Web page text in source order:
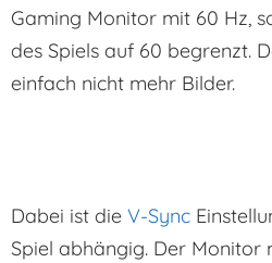
Gaming Monitor mit 60 Hz,
des Spiels auf 60 begrenzt.
einfach nicht mehr Bilder.
Dabei ist die V-Sync
Spiel abhängig. Der Monitor